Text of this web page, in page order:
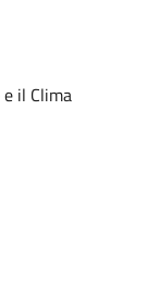
e il Clima